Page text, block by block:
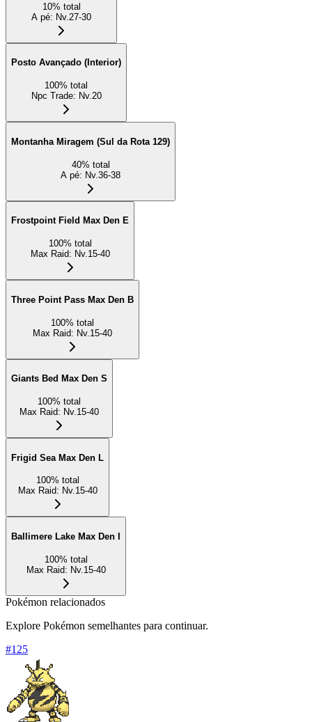
10% total
A pé: Nv.27-30
Posto Avançado (Interior)
100% total
Npc Trade: Nv.20
Montanha Miragem (Sul da Rota 129)
40% total
A pé: Nv.36-38
Frostpoint Field Max Den E
100% total
Max Raid: Nv.15-40
Three Point Pass Max Den B
100% total
Max Raid: Nv.15-40
Giants Bed Max Den S
100% total
Max Raid: Nv.15-40
Frigid Sea Max Den L
100% total
Max Raid: Nv.15-40
Ballimere Lake Max Den I
100% total
Max Raid: Nv.15-40
Pokémon relacionados
Explore Pokémon semelhantes para continuar.
#125